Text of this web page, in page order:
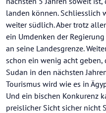
landen können. Schliesslich
weiter südlich. Aber trotz
ein Umdenken der
an seine Landesgrenze.
schon ein wenig acht
Sudan in den nächsten
Tourismus wird wie es in
Und ein bischen Konkurenz
preislicher Sicht sicher nicht